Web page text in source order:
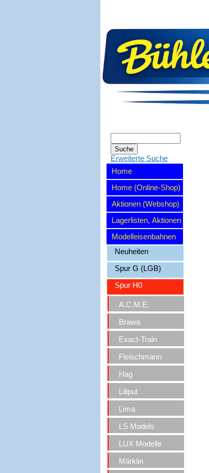
Erweiterte Suche
Home
Home (Online-Shop)
Aktionen (Webshop)
Lagerlisten, Aktionen
Modelleisenbahnen
Neuheiten
Spur G (LGB)
Spur H0
A.C.M.E.
Brawa
Exact-Train
Fleischmann
Hag
Liliput
Lima
LS Models
LUX Modelle
Märklin